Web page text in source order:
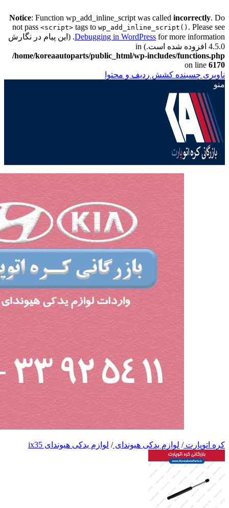
Notice: Function wp_add_inline_script was called incorrectly. Do
not pass <script> tags to wp_add_inline_script() . Please see
Debugging in WordPressfor more information. (این پیام در نگارش
4.5.0 افزوده شده است.) in
/home/koreaautoparts/public_html/wp-includes/functions.php
on line 6170
ناوبری چسبنده کشش ردیف و محتوا
منو
کره اتوپارت/ لوازم یدکی هیوندای/ لوازم یدکی هیوندای ix35